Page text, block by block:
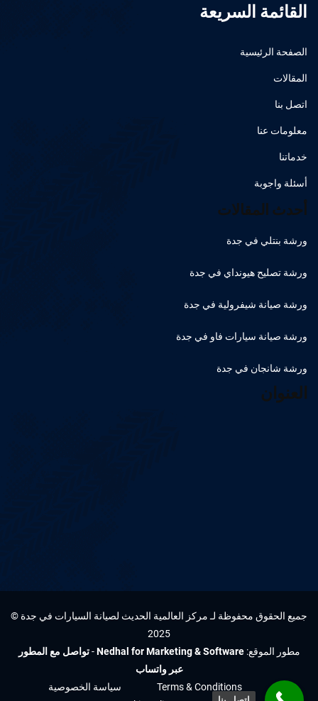
القائمة السريعة
الصفحة الرئيسية
المقالات
اتصل بنا
معلومات عنا
خدماتنا
أسئلة واجوبة
أحدث المقالات
ورشة بنتلي في جدة
ورشة تصليح هيونداي في جدة
ورشة صيانة شيفرولية في جدة
ورشة صيانة سيارات فاو في جدة
ورشة شانجان في جدة
العنوان
جميع الحقوق محفوظة لـ مركز العالمية الحديث لصيانة السيارات في جدة ©
2025
مطور الموقع:Nedhal for Marketing & Software
-تواصل مع المطور
عبر واتساب
Terms & Conditions
سياسة الخصوصية